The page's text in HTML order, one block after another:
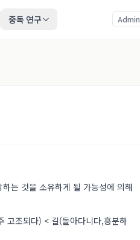
중독 연구 Admin
는 것을 소유하게 될 가능성에 의해
고조되다) < 길(돌아다니다,흥분하